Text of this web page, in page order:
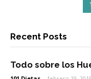
1
Recent Posts
Todo sobre los